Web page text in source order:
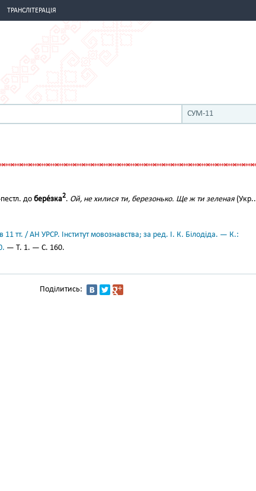
ТРАНСЛІТЕРАЦІЯ
СУМ-11
добере́зка2. Ой, не хилися ти, березонько. Ще ж ти зеленая (Укр..
11 тт. / АН УРСР. Інститут мовознавства; за ред. І. К. Білодіда. — К.:
— Т. 1. — С. 160.
Поділитись: